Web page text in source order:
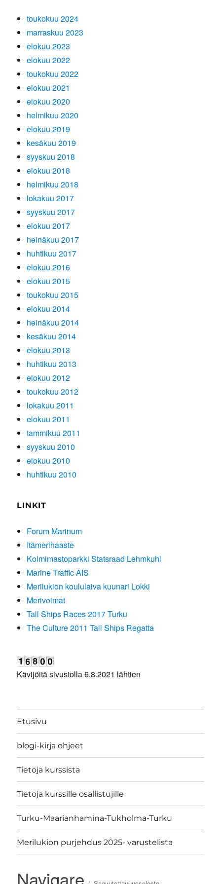
toukokuu 2024
marraskuu 2023
elokuu 2023
elokuu 2022
toukokuu 2022
elokuu 2021
elokuu 2020
helmikuu 2020
elokuu 2019
kesäkuu 2019
syyskuu 2018
elokuu 2018
helmikuu 2018
lokakuu 2017
syyskuu 2017
elokuu 2017
heinäkuu 2017
huhtikuu 2017
elokuu 2016
elokuu 2015
toukokuu 2015
elokuu 2014
heinäkuu 2014
kesäkuu 2014
elokuu 2013
huhtikuu 2013
elokuu 2012
toukokuu 2012
lokakuu 2011
elokuu 2011
tammikuu 2011
syyskuu 2010
elokuu 2010
huhtikuu 2010
LINKIT
Forum Marinum
Itämerihaaste
Kolmimastoparkki Statsraad Lehmkuhl
Marine Traffic AIS
Merilukion koululaiva kuunari Lokki
Merivoimat
Tall Ships Races 2017 Turku
The Culture 2011 Tall Ships Regatta
Kävijöitä sivustolla 6.8.2021 lähtien
Etusivu
blogi-kirja ohjeet
Tietoja kurssista
Tietoja kurssille osallistujille
Turku-Maarianhamina-Tukholma-Turku
Merilukion purjehdus 2025- varustelista
Navigare